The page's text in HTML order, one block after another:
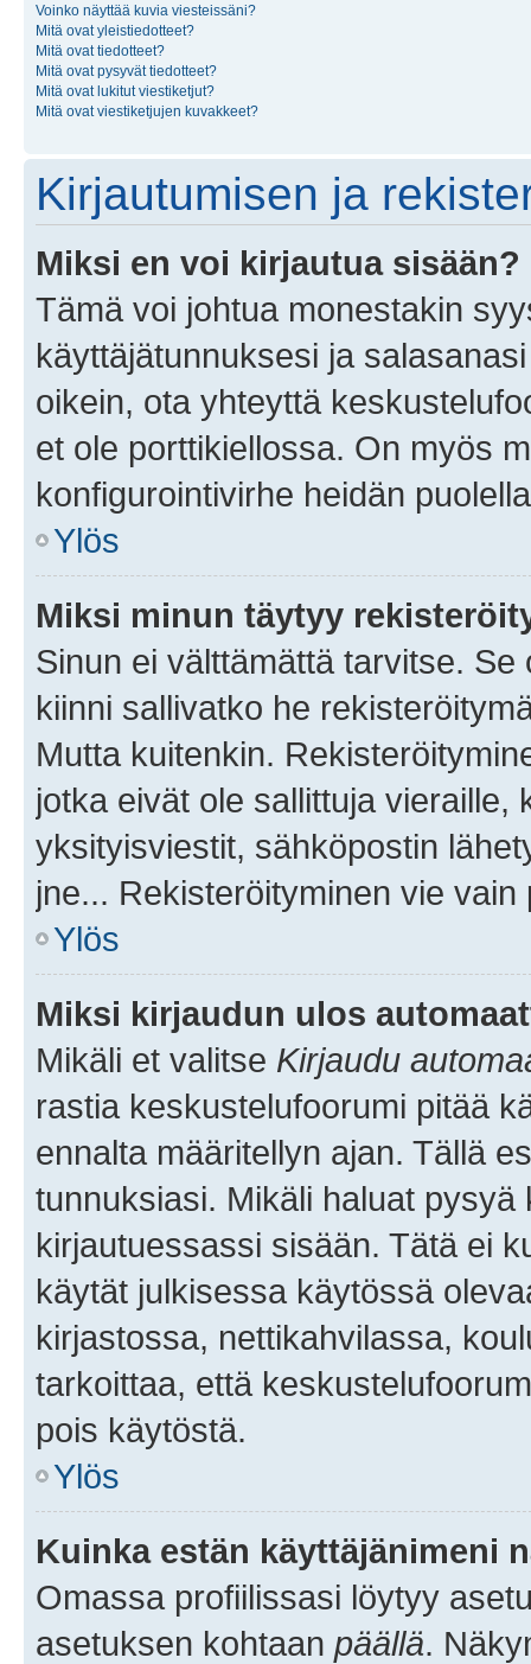
Voinko näyttää kuvia viesteissäni?
Mitä ovat yleistiedotteet?
Mitä ovat tiedotteet?
Mitä ovat pysyvät tiedotteet?
Mitä ovat lukitut viestiketjut?
Mitä ovat viestiketjujen kuvakkeet?
Kirjautumisen ja
Miksi en voi kirjautua sisään?
Tämä voi johtua monestakin
käyttäjätunnuksesi ja
oikein, ota yhteyttä
et ole porttikiellossa. On myös
konfigurointivirhe heidän
Ylös
Miksi minun täytyy
Sinun ei välttämättä tarvitse.
kiinni sallivatko he
Mutta kuitenkin.
jotka eivät ole sallittuja vieraille,
yksityisviestit, sähköpostin
jne... Rekisteröityminen vie
Ylös
Miksi kirjaudun ulos
Mikäli et valitse Kirjaudu
rastia keskustelufoorumi pitää
ennalta määritellyn ajan. Tällä
tunnuksiasi. Mikäli haluat
kirjautuessassi sisään. Tätä ei
käytät julkisessa käytössä
kirjastossa, nettikahvilassa,
tarkoittaa, että
pois käytöstä.
Ylös
Kuinka estän käyttäjänimeni
Omassa profiilissasi löytyy
asetuksen kohtaan päällä.